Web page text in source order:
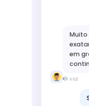
Muito
em
voz